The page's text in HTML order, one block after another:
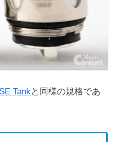
Tank と同様の規格であ